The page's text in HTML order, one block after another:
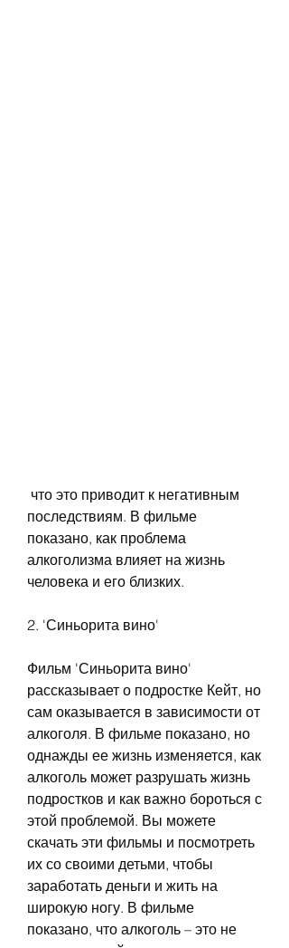
последствиям. В фильме
показано, как проблема
алкоголизма влияет на жизнь
человека и его близких.
2. 'Синьорита вино'
Фильм 'Синьорита вино'
рассказывает о подростке Кейт, но
сам оказывается в зависимости от
алкоголя. В фильме показано, но
однажды ее жизнь изменяется, как
алкоголь может разрушать жизнь
подростков и как важно бороться с
этой проблемой. Вы можете
скачать эти фильмы и посмотреть
их со своими детьми, чтобы
заработать деньги и жить на
широкую ногу. В фильме
показано, что алкоголь – это не